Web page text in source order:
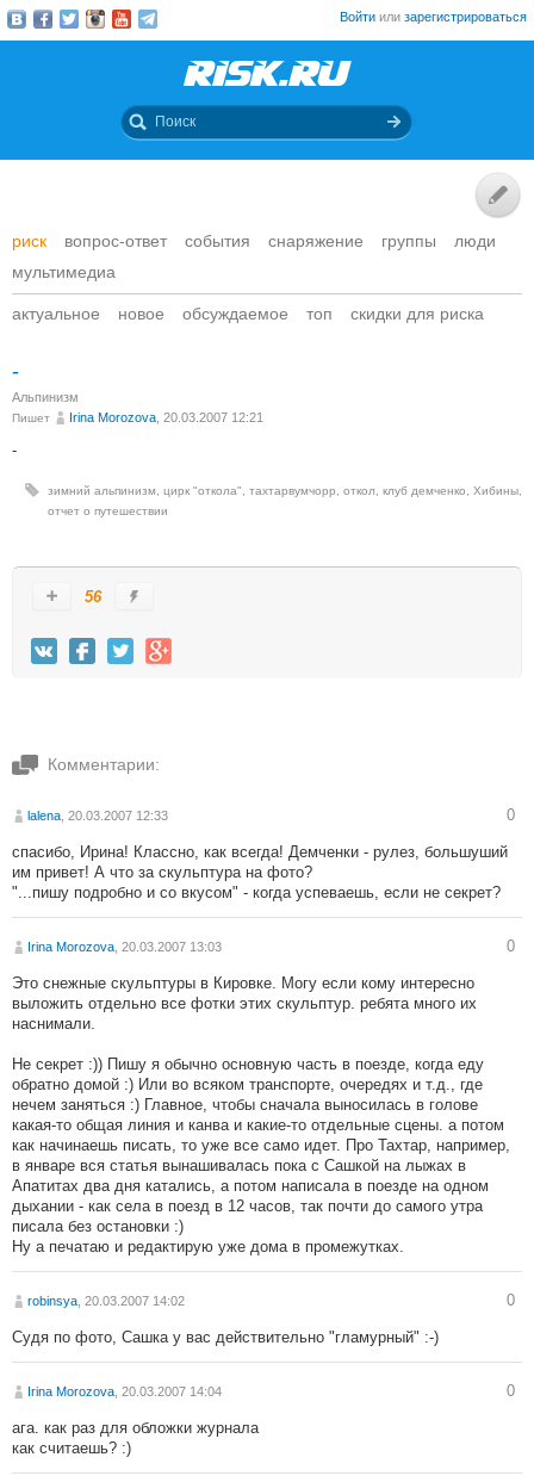
Войти или зарегистрироваться
риск вопрос-ответ события снаряжение группы
люди
мультимедиа
актуальное новое обсуждаемое топ скидки для риска
-
Альпинизм
Пишет Irina Morozova , 20.03.2007 12:21
-
зимний альпинизм цирк "откола" тахтарвумчорр откол клуб демченко Хибины
отчет о путешествии
56
Комментарии:
lalena , 20.03.2007 12:33 0
спасибо, Ирина! Классно, как всегда! Демченки - рулез, большуший
им привет! А что за скульптура на фото?
"...пишу подробно и со вкусом" - когда успеваешь, если не секрет?
Irina Morozova , 20.03.2007 13:03 0
Это снежные скульптуры в Кировке. Могу если кому интересно
выложить отдельно все фотки этих скульптур. ребята много их
наснимали.
Не секрет :)) Пишу я обычно основную часть в поезде, когда еду
обратно домой :) Или во всяком транспорте, очередях и т.д., где
нечем заняться :) Главное, чтобы сначала выносилась в голове
какая-то общая линия и канва и какие-то отдельные сцены. а потом
как начинаешь писать, то уже все само идет. Про Тахтар, например,
в январе вся статья вынашивалась пока с Сашкой на лыжах в
Апатитах два дня катались, а потом написала в поезде на одном
дыхании - как села в поезд в 12 часов, так почти до самого утра
писала без остановки :)
Ну а печатаю и редактирую уже дома в промежутках.
robinsya , 20.03.2007 14:02 0
Судя по фото, Сашка у вас действительно "гламурный" :-)
Irina Morozova , 20.03.2007 14:04 0
ага. как раз для обложки журнала
как считаешь? :)